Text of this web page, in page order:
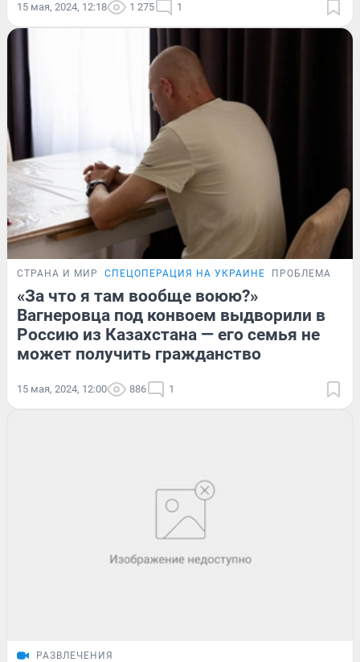
15 мая, 2024, 12:18 1 275 1
СТРАНА И МИР СПЕЦОПЕРАЦИЯ НА УКРАИНЕ ПРОБЛЕМА
«За что я там вообще воюю?»
Вагнеровца под конвоем выдворили в
Россию из Казахстана — его семья не
может получить гражданство
15 мая, 2024, 12:00 886 1
РАЗВЛЕЧЕНИЯ